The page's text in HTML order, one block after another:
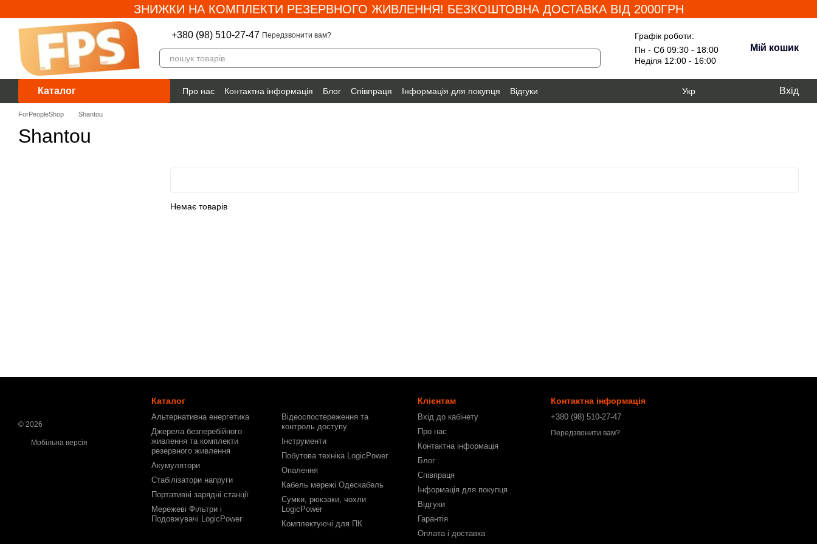
Перейти до основного контентуЗНИЖКИ НА КОМПЛЕКТИ РЕЗЕРВНОГО ЖИВЛЕННЯ! БЕЗКОШТОВНА ДОСТАВКА ВІД 2000ГРН
+380 (98) 510-27-47 Передзвонити вам?
Графік роботи:
Пн - Сб 09:30 - 18:00
Неділя 12:00 - 16:00
Мій кошик
Каталог Про нас Контактна інформація Блог Співпраця Інформація для покупця
Відгуки
Гарантія
Укр Вхід
ForPeopleShop Shantou
Shantou
Немає товарів
© 2026
Мобільна версія
Каталог
Альтернативна енергетика
Джерела безперебійного
живлення та комплекти
резервного живлення
Акумулятори
Стабілізатори напруги
Портативні зарядні станції
Мережеві Фільтри і
Подовжувачі LogicPower
Відеоспостереження та
контроль доступу
Інструменти
Побутова техніка LogicPower
Опалення
Кабель мережі Одескабель
Сумки, рюкзаки, чохли
LogicPower
Комплектуючі для ПК
Клієнтам
Вхід до кабінету
Про нас
Контактна інформація
Блог
Співпраця
Інформація для покупця
Відгуки
Гарантія
Оплата і доставка
Контактна інформація
+380 (98) 510-27-47
Передзвонити вам?